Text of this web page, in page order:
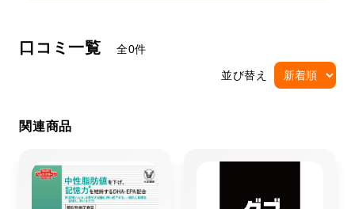
口コミ一覧 全0件
並び替え
関連商品